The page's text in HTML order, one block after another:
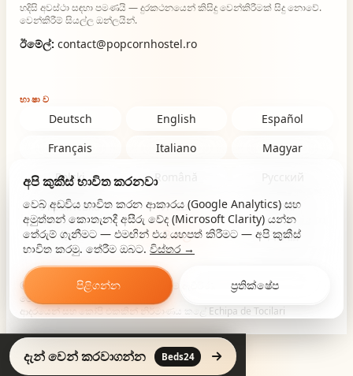
හදිසි අවස්ථා සඳහා පමණයි — දුරකථනයෙන් කිසිදු වෙන්කිරීමක් සිදු නොවේ.
වෙන්කිරීම් සියල්ල ඔන්ලයින්.
ඊමේල්: contact@popcornhostel.ro
භාෂාව
Deutsch English
Español
Français
Italiano
Magyar
Polski
Română
Русский
Українська
עברית
नेपाली
हिन्दी
සිංහල 日本語
© 2026 Popcorn Hostel. සියලු හිමිකම් ඇවිරිණි.
පෞද්ගලිකත්වය
ආදරයෙන් සහ කෝපි එකකින් නිර්මාණය කළේ Echipa de Tocilari
දැන් වෙන් කරවාගන්න Beds24
අපි කුකීස් භාවිත කරනවා
වෙබ් අඩවිය භාවිත කරන ආකාරය (Google Analytics) සහ
අමුත්තන් කොතැනදී අසීරු වේද (Microsoft Clarity) යන්න
තේරුම් ගැනීමට — එමඟින් එය යහපත් කිරීමට — අපි කුකීස්
භාවිත කරමු. තේරීම ඔබට. විස්තර →
පිළිගන්න ප්‍රතික්ෂේප